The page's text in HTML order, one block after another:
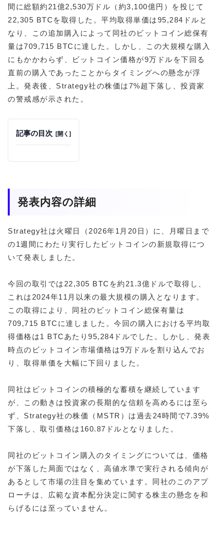
間に総額約21億2,530万ドル（約3,100億円）を投じて
22,305 BTCを取得した。平均取得単価は95,284ドルと
なり、この追加購入によって同社のビットコイン総保有
量は709,715 BTCに達した。しかし、この大規模な購入
にもかかわらず、ビットコイン価格が9万ドルを下回る
直前の購入であったことからタイミングへの懸念が浮
上。発表後、Strategy社の株価は7%超下落し、投資家
の警戒感が示された。
記事の目次
発表内容の詳細
Strategy社は火曜日（2026年1月20日）に、月曜日まで
の1週間にわたり実行したビットコインの新規取得につ
いて発表しました。
今回の取引では22,305 BTCを約21.3億ドルで取得し、
これは2024年11月以来の最大規模の購入となります。
この取得により、同社のビットコイン総保有量は
709,715 BTCに達しました。今回の購入における平均取
得価格は1 BTCあたり95,284ドルでした。しかし、発表
時点のビットコイン市場価格は9万ドルを割り込んでお
り、取得単価を大幅に下回りました。
同社はビットコインの積極的な蓄積を継続しています
が、この動きは投資家の長期的な信頼を高めるには至ら
ず、Strategy社の株価（MSTR）は過去24時間で7.39%
下落し、取引価格は160.87ドルとなりました。
同社のビットコイン購入のタイミングについては、価格
が下落した局面ではなく、高値水準で実行される傾向が
あるとして市場の注目を集めています。同社のこのアプ
ローチは、広範な資本配分決定に関する株主の懸念を和
らげるには至っていません。